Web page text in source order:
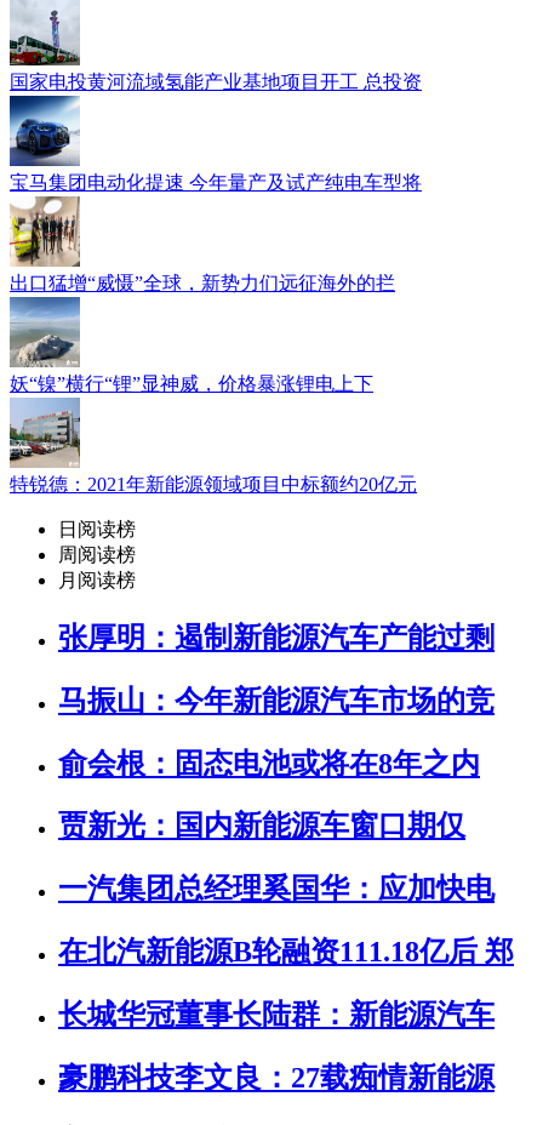
国家电投黄河流域氢能产业基地项目开工 总投资
宝马集团电动化提速 今年量产及试产纯电车型将
出口猛增“威慑”全球，新势力们远征海外的拦
妖“镍”横行“锂”显神威，价格暴涨锂电上下
特锐德：2021年新能源领域项目中标额约20亿元
日阅读榜
周阅读榜
月阅读榜
张厚明：遏制新能源汽车产能过剩
马振山：今年新能源汽车市场的竞
俞会根：固态电池或将在8年之内
贾新光：国内新能源车窗口期仅
一汽集团总经理奚国华：应加快电
在北汽新能源B轮融资111.18亿后 郑
长城华冠董事长陆群：新能源汽车
豪鹏科技李文良：27载痴情新能源